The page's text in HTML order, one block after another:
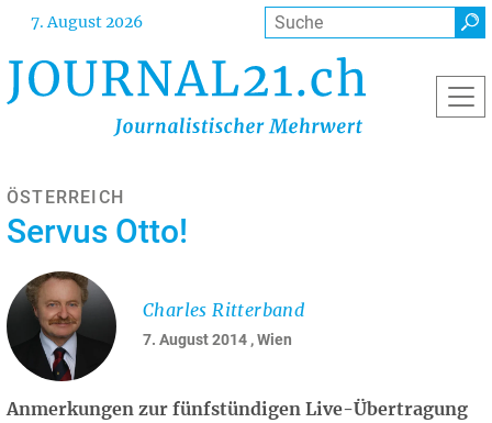
Direkt
Inhalt
7. August 2026 Suche
ÖSTERREICH
Servus Otto!
7. August 2014 , Wien
Charles Ritterband
Anmerkungen zur fünfstündigen Live-Übertragung